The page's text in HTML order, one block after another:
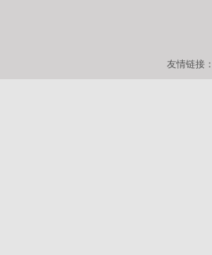
友情链接：